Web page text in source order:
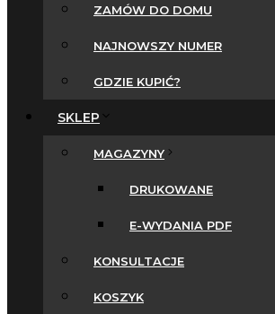
ZAMÓW DO DOMU
NAJNOWSZY NUMER
GDZIE KUPIĆ?
SKLEP
MAGAZYNY
DRUKOWANE
E-WYDANIA PDF
KONSULTACJE
KOSZYK